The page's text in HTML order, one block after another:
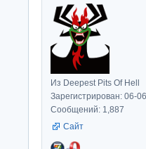
Из Deepest Pits Of Hell
Зарегистрирован: 06-
Сообщений: 1,887
Сайт